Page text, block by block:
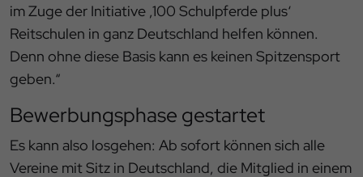
im Zuge der Initiative ‚100 Schulpferde plus‘
Reitschulen in ganz Deutschland helfen können.
Denn ohne diese Basis kann es keinen Spitzensport
geben.“
Bewerbungsphase gestartet
Es kann also losgehen: Ab sofort können sich alle
Vereine mit Sitz in Deutschland, die Mitglied in einem